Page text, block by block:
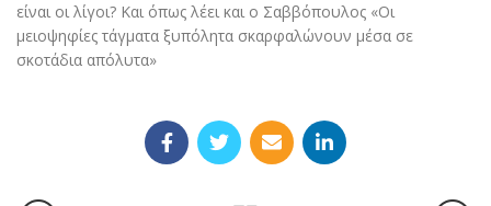
είναι οι λίγοι? Και όπως λέει και ο Σαββόπουλος «Οι
μειοψηφίες τάγματα ξυπόλητα σκαρφαλώνουν μέσα σε
σκοτάδια απόλυτα»